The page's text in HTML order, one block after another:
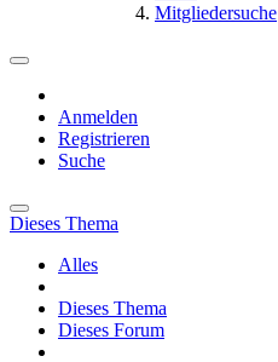
Mitgliedersuche
Anmelden
Registrieren
Suche
Dieses Thema
Alles
Dieses Thema
Dieses Forum